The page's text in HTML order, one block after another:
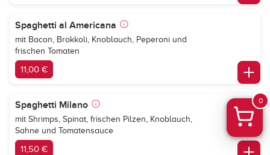
Spaghetti al Americana
mit Bacon, Brokkoli, Knoblauch, Peperoni und
frischen Tomaten
11,00 €
Spaghetti Milano
mit Shrimps, Spinat, frischen Pilzen, Knoblauch,
Sahne und Tomatensauce
11,50 €
0